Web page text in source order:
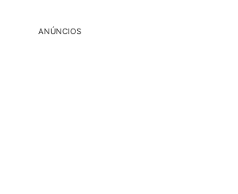
ANÚNCIOS